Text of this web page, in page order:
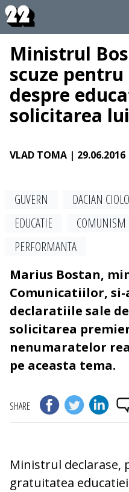
Ministrul
scuze
despre
solicitarea
VLAD TOMA | 29.06.2016
GUVERN DACIAN
EDUCATIE
COMUNISM
PERFORMANTA
Marius Bostan,
Comunicatiilor, si-
declaratiile sale
solicitarea
nenumaratelor
pe aceasta tema.
SHARE
Ministrul declarase,
gratuitatea